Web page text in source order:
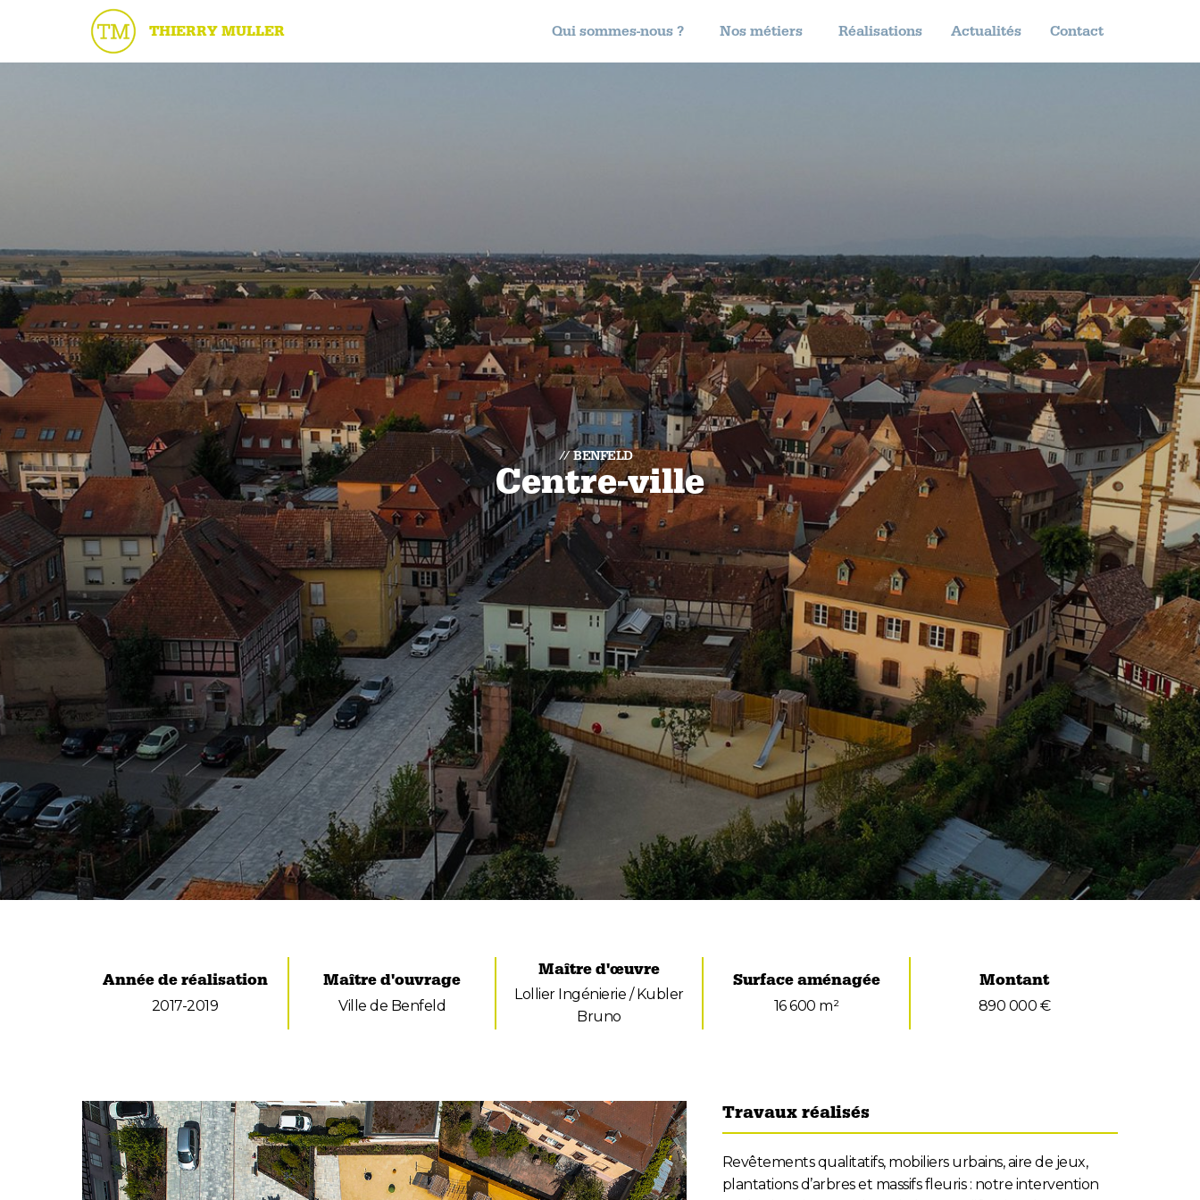
THIERRY MULLER Qui sommes-nous ? Nos métiers Réalisations Actualités Contact
BENFELD
Centre-ville
Année de réalisation
2017-2019
Maître d'ouvrage
Ville de Benfeld
Maître d'œuvre
Lollier Ingénierie / Kubler
Bruno
Surface aménagée
16 600 m²
Montant
890 000 €
Travaux réalisés
Revêtements qualitatifs, mobiliers urbains, aire de jeux,
plantations d’arbres et massifs fleuris : notre intervention